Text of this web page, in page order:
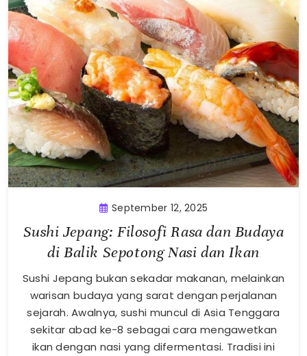
September 12, 2025
Sushi Jepang: Filosofi Rasa dan Budaya
di Balik Sepotong Nasi dan Ikan
Sushi Jepang bukan sekadar makanan, melainkan
warisan budaya yang sarat dengan perjalanan
sejarah. Awalnya, sushi muncul di Asia Tenggara
sekitar abad ke-8 sebagai cara mengawetkan
ikan dengan nasi yang difermentasi. Tradisi ini